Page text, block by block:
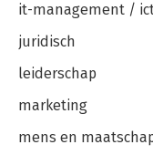
it-management /
juridisch
leiderschap
marketing
mens en